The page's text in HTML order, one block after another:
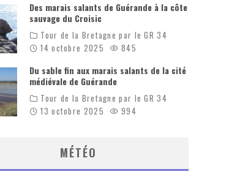
Des marais salants de Guérande à la côte
sauvage du Croisic
Tour de la Bretagne par le GR 34
14 octobre 2025
845
Du sable fin aux marais salants de la cité
médiévale de Guérande
Tour de la Bretagne par le GR 34
13 octobre 2025
994
MÉTÉO